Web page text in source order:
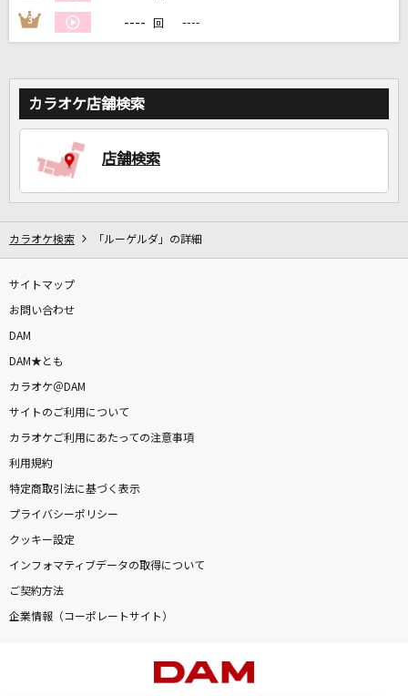
家族や友達と一緒に！練習にも！
3 ---- 回 ----
カラオケ店舗検索
店舗検索
カラオケ検索 「ルーゲルダ」の詳細
サイトマップ
お問い合わせ
DAM
DAM★とも
カラオケ＠DAM
サイトのご利用について
カラオケご利用にあたっての注意事項
利用規約
特定商取引法に基づく表示
プライバシーポリシー
クッキー設定
インフォマティブデータの取得について
ご契約方法
企業情報（コーポレートサイト）